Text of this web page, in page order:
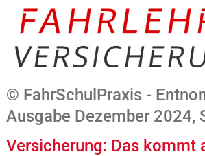
© FahrSchulPraxis -
Ausgabe Dezember 2024,
Versicherung: Das kommt